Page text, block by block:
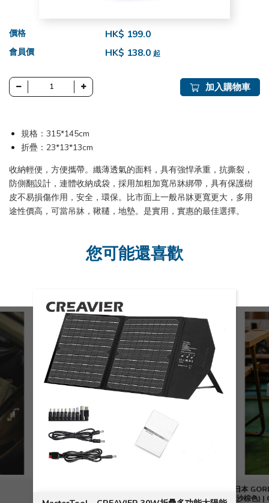
價格 HK$ 199.0
會員價 HK$ 138.0 起
加入購物車
規格：315*145cm
折疊：23*13*13cm
收納輕便，方便攜帶。纖薄透氣的面料，具有強悍承重，抗撕裂，
防側翻設計，連體收納成袋，採用加粗加寬吊牀綁帶，具有保護樹
皮不易損傷作用，安全，環保。比市面上一般吊牀更寬更大，多用
途性價高，可當吊牀，鞦韆，地墊。是實用，實惠的最佳選擇。
您可能還喜歡
日本
(沙棕色) |